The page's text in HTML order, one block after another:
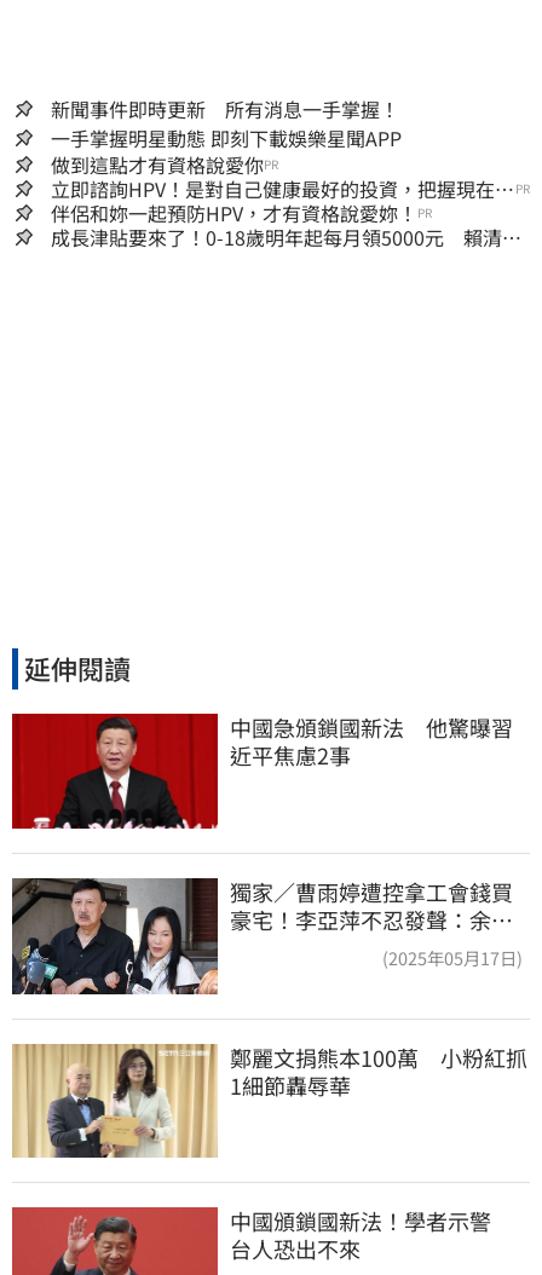
新聞事件即時更新 所有消息一手掌握！
一手掌握明星動態 即刻下載娛樂星聞APP
做到這點才有資格說愛你PR
立即諮詢HPV！是對自己健康最好的投資，把握現在不
嫌晚！
PR
伴侶和妳一起預防HPV，才有資格說愛妳！ PR
成長津貼要來了！0-18歲明年起每月領5000元 賴清
延伸閱讀
中國急頒鎖國新法　他驚曝習
近平焦慮2事
獨家／曹雨婷遭控拿工會錢買
豪宅！李亞萍不忍發聲：余天
(2025年05月17日)
鄭麗文捐熊本100萬　小粉紅抓
1細節轟辱華
中國頒鎖國新法！學者示警
台人恐出不來